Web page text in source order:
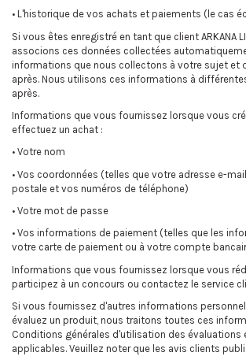
• L'historique de vos achats et paiements (le cas
Si vous êtes enregistré en tant que client ARKANA
associons ces données collectées
informations que nous collectons à votre sujet et
après. Nous utilisons ces informations à
après.
Informations que vous fournissez lorsque vous
effectuez un achat :
• Votre nom
• Vos coordonnées (telles que votre adresse e-
postale et vos numéros de téléphone)
• Votre mot de passe
• Vos informations de paiement (telles que les
votre carte de paiement ou à votre compte
Informations que vous fournissez lorsque vous
participez à un concours ou contactez le service
Si vous fournissez d'autres informations
évaluez un produit, nous traitons toutes ces
Conditions générales d'utilisation des évaluations
applicables. Veuillez noter que les avis clients